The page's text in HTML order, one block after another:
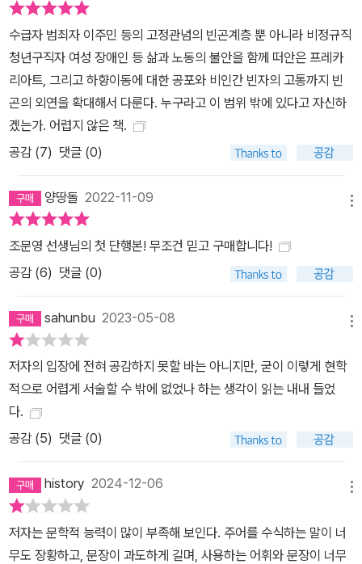
현자를 자처하는 사람들도 결국은 빈자에게 의존한다는 것. 빈민이
이룬 공동체와 빈민(주민)운동은 일찍이 당연한 존재 양태로서 상호
의존성을 체화하고 실천해왔다. 이렇게 모두가 빈곤의 연결망에 깊이
연루된 세계에선 “누구도 빈곤의 천태만상을 멀찍이서 바라만 보는
위치에 있을 수 없다”는 저자의 말은, 모두가 불평등의 피해자임을 자
처하는 “경계 없는 불평등의 시대”에 우리가 우리 자신의 불안을 위
치시키는 것과는 조금 다른 방식의 빈곤 감각, 빈곤 인식을 가질 것을
셈블리지다. 그는 빈곤 통치와 빈민의 구성을 개괄한 뒤, 이와 전혀 다
른 방식으로 두 중국 여성의 빈곤-과정에 동행하는 문화기술지를 써
내려간다. 폭스콘 공장노동자–커뮤니티센터의 자원봉사자-보험판매
며 ‘사회적 공장’에서 “부단히 가치를 만들어냈지만, 그러는 동안 소
념이 반복되고 뒤얽히는 과정”이 쭤메이의 일상을 통해 그려진다. 다
음은 토지를 되찾기 위해 시댁 마을과 친정이 있는 도시, 관공서와 모
델하우스를 불안하게 전전하는 쑨위펀의 여정이다. 그 과정에서 끊임
없이 ‘자격’을 의심받으며, 제도권과 시장의 무시, 가족의 경계와 무관
심 속에서 자격 없음의 감각을 내면화한 쑨위펀은 어느 쪽에서도 집
을 찾지 못한다. 장면이 바뀌고, 취약한 내면을 더 넓은 세상과 대면시
키며 책은 글로벌 빈곤과 접속한 청년들의 빈곤 감각에 주목한다. “빈
자와 바깥 세계를 연결해내는 핵심 고리”, 바로 실존의 빈곤이다. 이
들은 자기 빈곤을 안고도 “글로벌 빈곤의 퇴마사를 자처”하며 개발·
원조 프로젝트에 투신해 빈곤산업을 떠받친다. 빈곤이 구조적 불평등
을 가리는 글로벌 질서의 매개로 등장하고 국제정치의 역동에 따라
수급자 범죄자 이주민 등의 고정관념의 빈곤계층 뿐 아니라 비정규직
청년구직자 여성 장애인 등 삶과 노동의 불안을 함께 떠안은 프레카
리아트, 그리고 하향이동에 대한 공포와 비인간 빈자의 고통까지 빈
곤의 외연을 확대해서 다룬다. 누구라고 이 범위 밖에 있다고 자신하
겠는가. 어렵지 않은 책.
공감 (7) 댓글 (0)
양땅돌 2022-11-09
조문영 선생님의 첫 단행본! 무조건 믿고 구매합니다!
공감 (6) 댓글 (0)
sahunbu 2023-05-08
저자의 입장에 전혀 공감하지 못할 바는 아니지만, 굳이 이렇게 현학
적으로 어렵게 서술할 수 밖에 없었나 하는 생각이 읽는 내내 들었
다.
공감 (5) 댓글 (0)
history 2024-12-06
저자는 문학적 능력이 많이 부족해 보인다. 주어를 수식하는 말이 너
무도 장황하고, 문장이 과도하게 길며, 사용하는 어휘와 문장이 너무